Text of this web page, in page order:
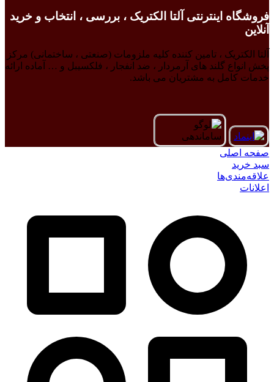
فروشگاه اینترنتی آلتا الکتریک ، بررسی ، انتخاب و خرید
آنلاین
آلتا الکتریک ، تامین کننده کلیه ملزومات (صنعتی ، ساختمانی) مرکز
پخش انواع گلند های آرمردار ، ضد انفجار ، فلکسیبل و … آماده ارائه
خدمات کامل به مشتریان می باشد.
صفحه اصلی
سبد خرید
علاقه‌مندی‌ها
اعلانات